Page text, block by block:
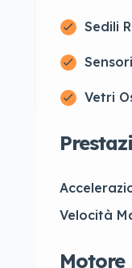
Sedili
Vetri
Velocità
Motore